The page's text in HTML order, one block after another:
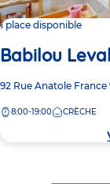
1 place disponible
Babilou
Adresse
la
92 Rue Anatole France
8:00-19:00 CRÈCHE